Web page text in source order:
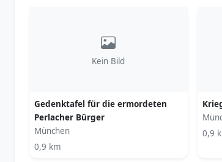
Kein Bild
Gedenktafel für die ermordeten
Perlacher Bürger
München
0,9 km
0,9